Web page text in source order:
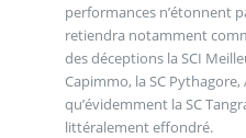
performances n’étonnent
retiendra notamment
des déceptions la SCI
Capimmo, la SC Pythagore,
qu’évidemment la SC
littéralement effondré.